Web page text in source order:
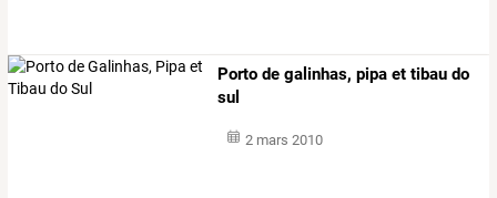
Porto de galinhas, pipa et tibau do
sul
2 mars 2010